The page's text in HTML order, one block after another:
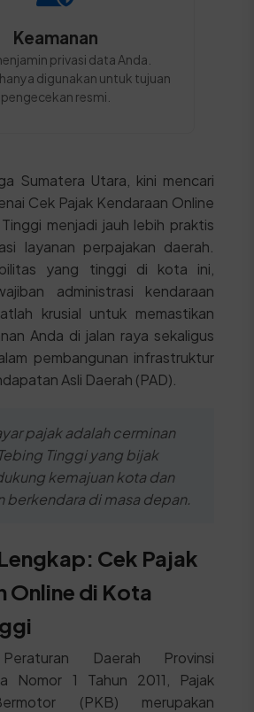
Keamanan
privasi data Anda.
digunakan untuk tujuan
pengecekan resmi.
Sumatera Utara, kini mencari
Cek Pajak Kendaraan Online
menjadi jauh lebih praktis
layanan perpajakan daerah.
yang tinggi di kota ini,
administrasi kendaraan
krusial untuk memastikan
Anda di jalan raya sekaligus
pembangunan infrastruktur
Asli Daerah (PAD).
pajak adalah cerminan
Tinggi yang bijak
kemajuan kota dan
berkendara di masa depan.
Cek Pajak
Online di Kota
Daerah Provinsi
Nomor 1 Tahun 2011, Pajak
(PKB) merupakan